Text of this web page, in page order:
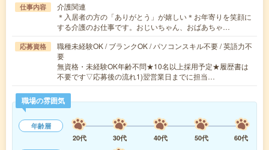
仕事内容
介護関連
＊入居者の方の「ありがとう」が嬉しい＊お年寄りを笑顔に
する介護のお仕事です。おじいちゃん、おばあちゃ…
応募資格
職種未経験OK / ブランクOK / パソコンスキル不要 / 英語力不
要
無資格・未経験OK年齢不問★10名以上採用予定★履歴書は
不要です▽応募後の流れ1)翌営業日までに担当…
職場の雰囲気
年齢層
20代
30代 40代 50代
60代